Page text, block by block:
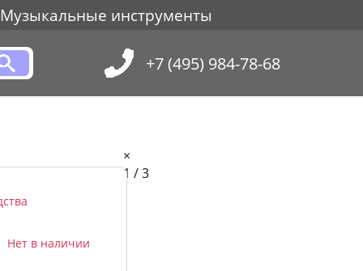
Музыкальные инструменты
+7 (495) 984-78-68
Нет в наличии
×
1 / 3